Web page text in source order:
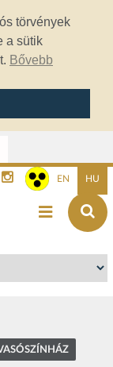
törvények
a sütik
Bővebb
EN HU